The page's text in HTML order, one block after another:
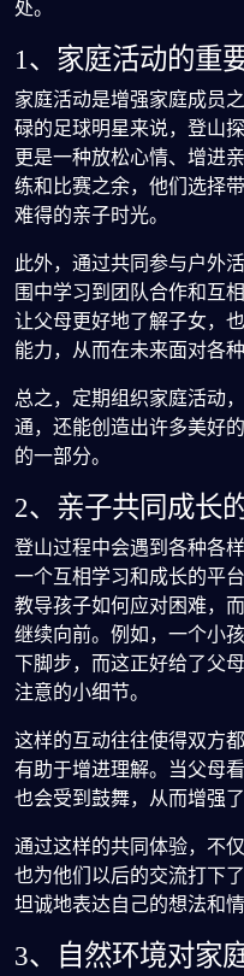
处。
1、家庭活动的重
家庭活动是增强家庭成员
碌的足球明星来说，登山
更是一种放松心情、增进
练和比赛之余，他们选择
难得的亲子时光。
此外，通过共同参与户外
围中学习到团队合作和互
让父母更好地了解子女，
能力，从而在未来面对各
总之，定期组织家庭活动
通，还能创造出许多美好
的一部分。
2、亲子共同成长
登山过程中会遇到各种各
一个互相学习和成长的平
教导孩子如何应对困难，
继续向前。例如，一个小
下脚步，而这正好给了父
注意的小细节。
这样的互动往往使得双方
有助于增进理解。当父母
也会受到鼓舞，从而增强
通过这样的共同体验，不
也为他们以后的交流打下
坦诚地表达自己的想法和情
3、自然环境对家